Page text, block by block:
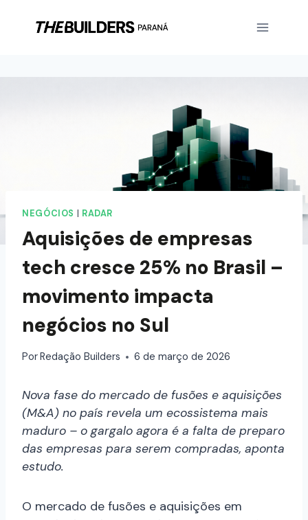
NEGÓCIOS RADAR
Aquisições de empresas
tech cresce 25% no Brasil –
movimento impacta
negócios no Sul
PorRedação Builders 6 de março de 2026
Nova fase do mercado de fusões e aquisições
(M&A) no país revela um ecossistema mais
maduro – o gargalo agora é a falta de preparo
das empresas para serem compradas, aponta
estudo.
O mercado de fusões e aquisições em